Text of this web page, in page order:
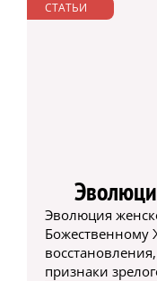
СТАТЬИ
Эволюция
Божественному
признаки